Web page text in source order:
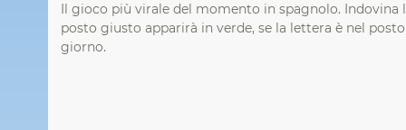
Il gioco più virale del momento in spagnolo.
posto giusto apparirà in verde, se la lettera è nel
giorno.